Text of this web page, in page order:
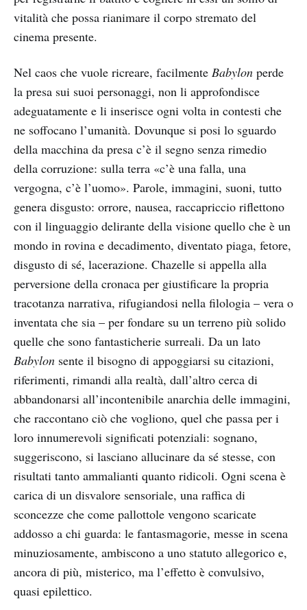
vitalità che possa rianimare il corpo stremato del
cinema presente.
Nel caos che vuole ricreare, facilmente Babylon perde
la presa sui suoi personaggi, non li approfondisce
adeguatamente e li inserisce ogni volta in contesti che
ne soffocano l’umanità. Dovunque si posi lo sguardo
della macchina da presa c’è il segno senza rimedio
della corruzione: sulla terra «c’è una falla, una
vergogna, c’è l’uomo». Parole, immagini, suoni, tutto
genera disgusto: orrore, nausea, raccapriccio riflettono
con il linguaggio delirante della visione quello che è un
mondo in rovina e decadimento, diventato piaga, fetore,
disgusto di sé, lacerazione. Chazelle si appella alla
perversione della cronaca per giustificare la propria
tracotanza narrativa, rifugiandosi nella filologia – vera o
inventata che sia – per fondare su un terreno più solido
quelle che sono fantasticherie surreali. Da un lato
Babylon sente il bisogno di appoggiarsi su citazioni,
riferimenti, rimandi alla realtà, dall’altro cerca di
abbandonarsi all’incontenibile anarchia delle immagini,
che raccontano ciò che vogliono, quel che passa per i
loro innumerevoli significati potenziali: sognano,
suggeriscono, si lasciano allucinare da sé stesse, con
risultati tanto ammalianti quanto ridicoli. Ogni scena è
carica di un disvalore sensoriale, una raffica di
sconcezze che come pallottole vengono scaricate
addosso a chi guarda: le fantasmagorie, messe in scena
minuziosamente, ambiscono a uno statuto allegorico e,
ancora di più, misterico, ma l’effetto è convulsivo,
quasi epilettico.